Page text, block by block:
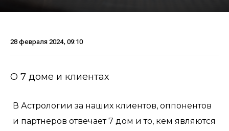
28 февраля 2024, 09:10
О 7 доме и клиентах
В Астрологии за наших клиентов, оппонентов
и партнеров отвечает 7 дом и то, кем являются